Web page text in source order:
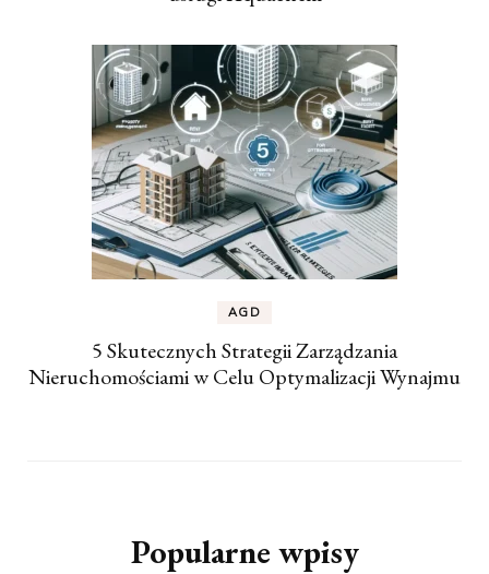
AGD
5 Skutecznych Strategii Zarządzania
Nieruchomościami w Celu Optymalizacji Wynajmu
Popularne wpisy